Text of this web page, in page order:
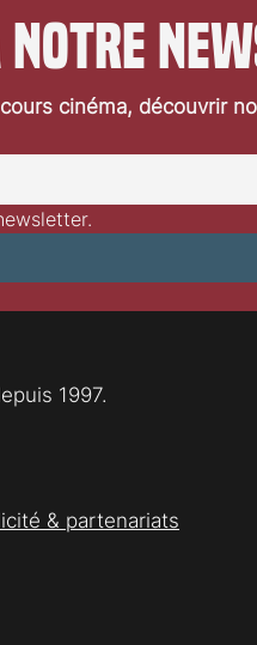
Driver
notre
cinéma, découvrir
1997.
& partenariats